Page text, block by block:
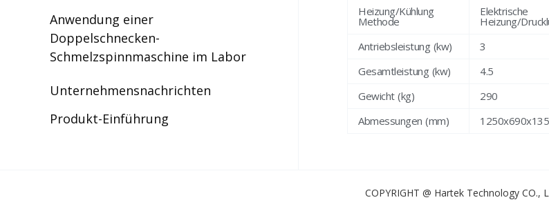
Anwendung einer
Doppelschnecken-
Schmelzspinnmaschine im Labor
Unternehmensnachrichten
Produkt-Einführung
Heizung/Kühlung
Methode
Elektrische
Heizung/
Antriebsleistung (kw)
3
Gesamtleistung (kw)
4.5
Gewicht (kg)
290
Abmessungen (mm)
COPYRIGHT @ Hartek Technology CO.,